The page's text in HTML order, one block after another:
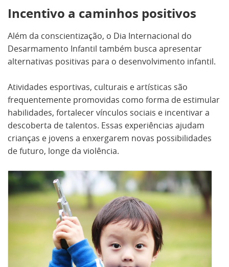
Incentivo a caminhos positivos
Além da conscientização, o Dia Internacional do
Desarmamento Infantil também busca apresentar
alternativas positivas para o desenvolvimento infantil.
Atividades esportivas, culturais e artísticas são
frequentemente promovidas como forma de estimular
habilidades, fortalecer vínculos sociais e incentivar a
descoberta de talentos. Essas experiências ajudam
crianças e jovens a enxergarem novas possibilidades
de futuro, longe da violência.